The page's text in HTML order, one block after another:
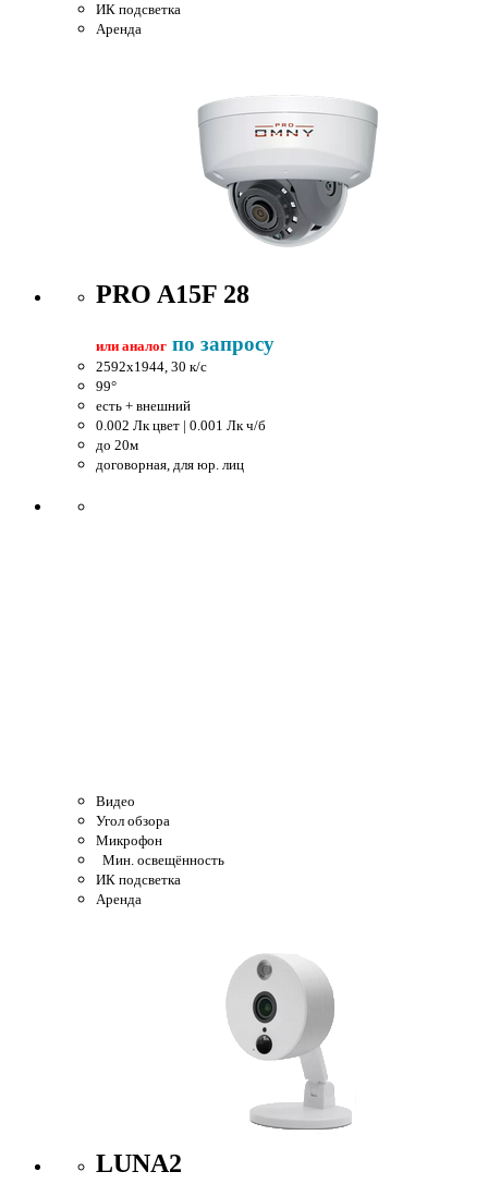
ИК подсветка
Аренда
PRO A15F 28
или аналог по запросу
2592x1944, 30 к/c
99°
есть + внешний
0.002 Лк цвет | 0.001 Лк ч/б
до 20м
договорная, для юр. лиц
Видео
Угол обзора
Микрофон
Мин. освещённость
ИК подсветка
Аренда
LUNA2